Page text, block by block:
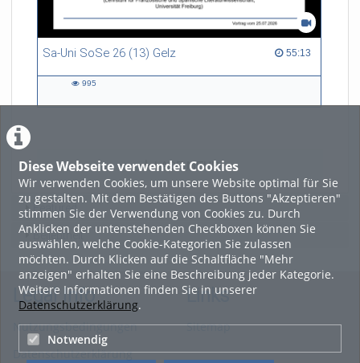
Diese Webseite verwendet Cookies
Wir verwenden Cookies, um unsere Website optimal für Sie
zu gestalten. Mit dem Bestätigen des Buttons "Akzeptieren"
stimmen Sie der Verwendung von Cookies zu. Durch
Anklicken der untenstehenden Checkboxen können Sie
auswählen, welche Cookie-Kategorien Sie zulassen
möchten. Durch Klicken auf die Schaltfläche "Mehr
anzeigen" erhalten Sie eine Beschreibung jeder Kategorie.
Weitere Informationen finden Sie in unserer
Datenschutzerklärung.
Notwendig
Sa-Uni SoSe 26 (13) Gelz 55:13
55:13 duration
995
LADE MEHR
Featured
Beliebtheit
Legal Info
Nutzungsbedingungen
Datenschutzerklärung
Links
Sitemap